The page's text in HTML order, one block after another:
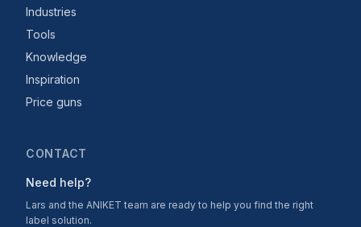
Industries
Tools
Knowledge
Inspiration
Price guns
CONTACT
Need help?
Lars and the ANIKET team are ready to help you find the right
label solution.